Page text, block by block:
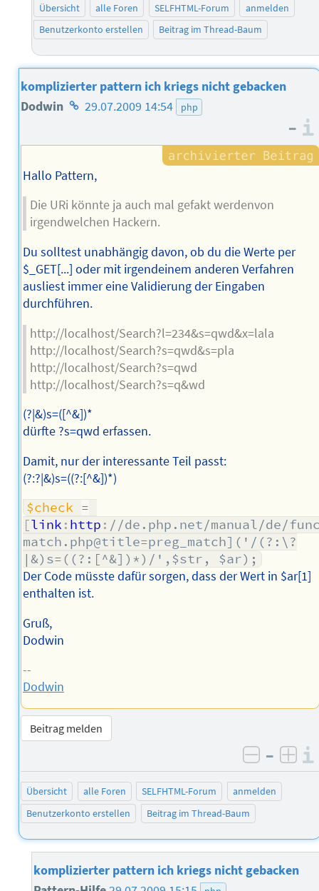
Übersicht alle Foren SELFHTML-Forum
anmelden
Benutzerkonto erstellen
Beitrag im Thread-Baum
komplizierter pattern ich kriegs nicht gebacken
Dodwin Homepage
Autors
29.07.2009 14:54 php
–
Hallo Pattern,
Die URi könnte ja auch mal gefakt werdenvon
irgendwelchen Hackern.
Du solltest unabhängig davon, ob du die Werte per
$_GET[...] oder mit irgendeinem anderen Verfahren
ausliest immer eine Validierung der Eingaben
durchführen.
http://localhost/Search?l=234&s=qwd&x=lala
http://localhost/Search?s=qwd&s=pla
http://localhost/Search?s=qwd
http://localhost/Search?s=q&wd
(?|&)s=([^&])*
dürfte ?s=qwd erfassen.
Damit, nur der interessante Teil passt:
(?:?|&)s=((?:[^&])*)
$check =
[link : http : //de.php.net/manual/de/
match.php@title=preg_match]('/(?:\?
|&)s=((?:[^&])*)/',$str, $ar);
Der Code müsste dafür sorgen, dass der Wert in $ar[1]
enthalten ist.
Gruß,
Dodwin
--
Dodwin
Beitrag melden
negativ
–
Übersicht alle Foren SELFHTML-Forum
anmelden
Benutzerkonto erstellen
Beitrag im Thread-Baum
komplizierter pattern ich kriegs nicht gebacken